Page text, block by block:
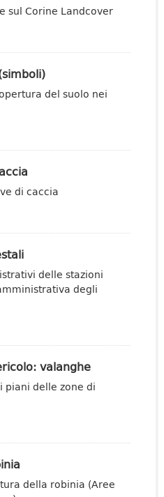
sul Corine Landcover
del suolo nei
di caccia
delle stazioni
degli
valanghe
piani delle zone di
della robinia (Aree